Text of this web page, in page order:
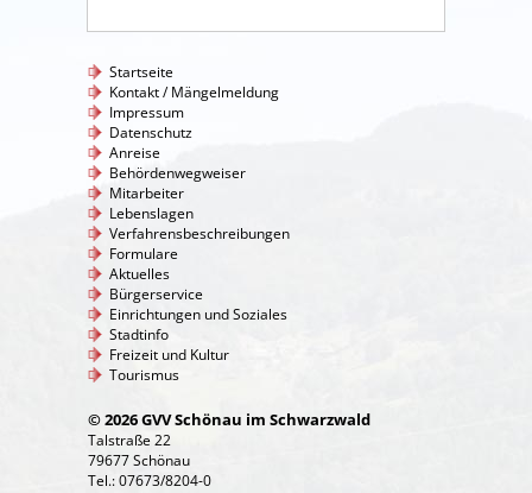
Startseite
Kontakt / Mängelmeldung
Impressum
Datenschutz
Anreise
Behördenwegweiser
Mitarbeiter
Lebenslagen
Verfahrensbeschreibungen
Formulare
Aktuelles
Bürgerservice
Einrichtungen und Soziales
Stadtinfo
Freizeit und Kultur
Tourismus
© 2026 GVV Schönau im Schwarzwald
Talstraße 22
79677 Schönau
Tel.: 07673/8204-0